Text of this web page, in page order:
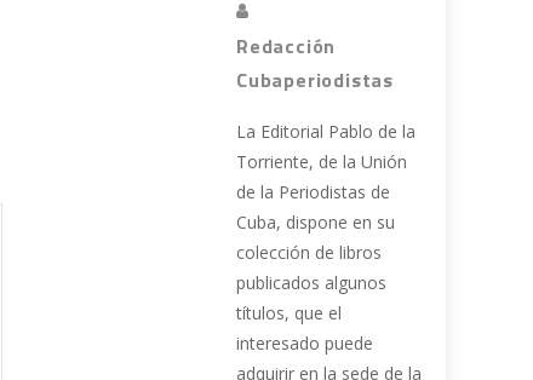
Redacción
Cubaperiodistas
La Editorial Pablo de la
Torriente, de la Unión
de la Periodistas de
Cuba, dispone en su
colección de libros
publicados algunos
títulos, que el
interesado puede
adquirir en la sede de la